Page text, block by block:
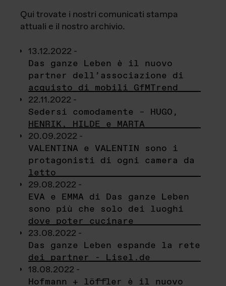
Qui trovate i nostri comunicati stampa
attuali e il nostro archivio.
13.12.2022 -
Das ganze Leben è il nuovo
partner dell’associazione di
acquisto di mobili GfMTrend
22.11.2022 -
Sedersi comodamente – HUGO,
HENRIK, HILDE e MARTA
20.09.2022 -
VALENTINA e VALENTIN sono i
protagonisti di ogni camera da
letto
29.08.2022 -
EVA e EMMA di Das ganze Leben
sono più che solo dei luoghi
dove poter cucinare
23.08.2022 -
Das ganze Leben espande la rete
dei partner - Lisel.de
18.08.2022 -
Hofmann + löffler è il nuovo